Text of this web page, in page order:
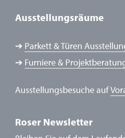
Ausstellungsräume
➔ Parkett & Türen
➔ Furniere &
Ausstellungsbesuche auf
Roser Newsletter